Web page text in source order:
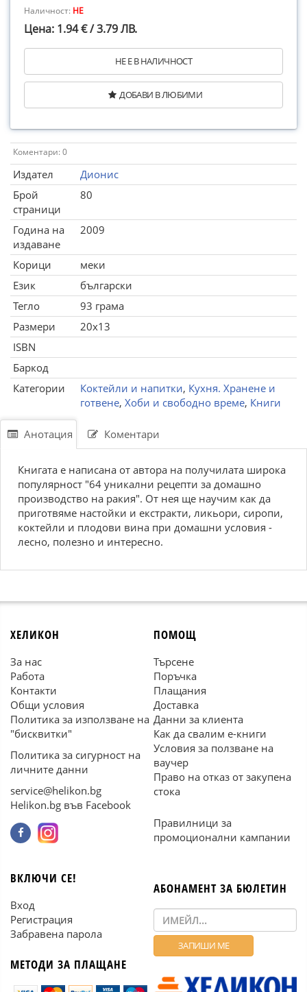
Наличност: НЕ
Цена: 1.94 € / 3.79 ЛВ.
НЕ Е В НАЛИЧНОСТ
ДОБАВИ В ЛЮБИМИ
Коментари: 0
Издател
Дионис
Брой
страници
80
Година на
издаване
2009
Корици
меки
Език
български
Тегло
93 грама
Размери
20x13
ISBN
Баркод
Категории
Коктейли и напитки, Кухня. Хранене и
готвене, Хоби и свободно време, Книги
Анотация Коментари
Книгата е написана от автора на получилата широка
популярност "64 уникални рецепти за домашно
производство на ракия". От нея ще научим как да
приготвяме настойки и екстракти, ликьори, сиропи,
коктейли и плодови вина при домашни условия -
лесно, полезно и интересно.
ХЕЛИКОН
За нас
Работа
Контакти
Общи условия
Политика за използване на
"бисквитки"
Политика за сигурност на
личните данни
service@helikon.bg
Helikon.bg във Facebook
ПОМОЩ
Търсене
Поръчка
Плащания
Доставка
Данни за клиента
Как да свалим е-книги
Условия за ползване на
ваучер
Право на отказ от закупена
стока
Правилници за
промоционални кампании
ВКЛЮЧИ СЕ!
Вход
Регистрация
Забравена парола
МЕТОДИ ЗА ПЛАЩАНЕ
АБОНАМЕНТ ЗА БЮЛЕТИН